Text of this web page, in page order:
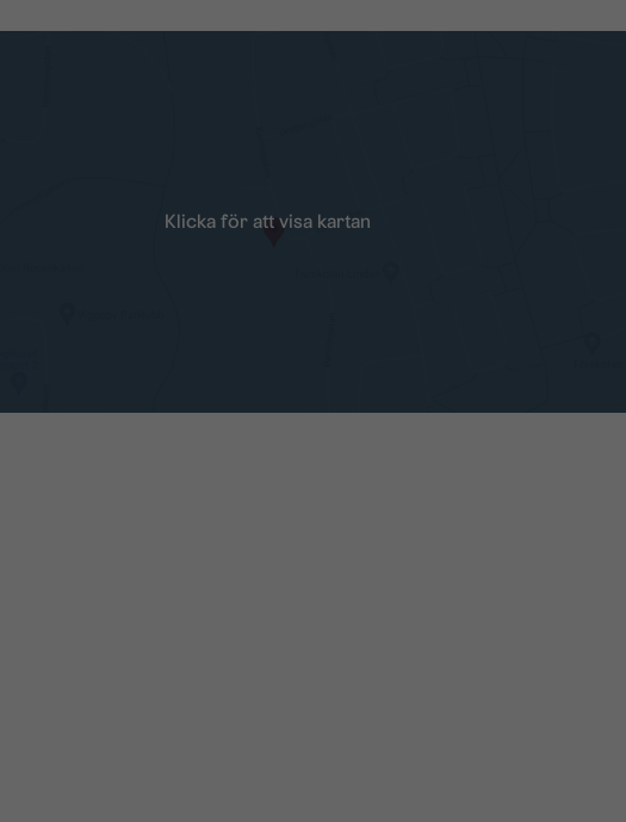
Klicka för att visa kartan